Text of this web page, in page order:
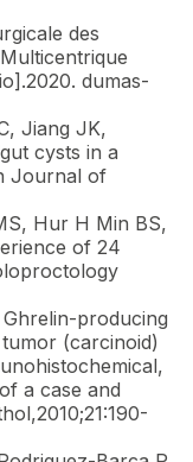
des
dumas-
Jiang JK,
cysts in a
Journal of
Hur H Min BS,
of 24
producing
(carcinoid)
a case and